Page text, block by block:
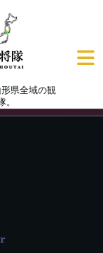
県全域の観
。